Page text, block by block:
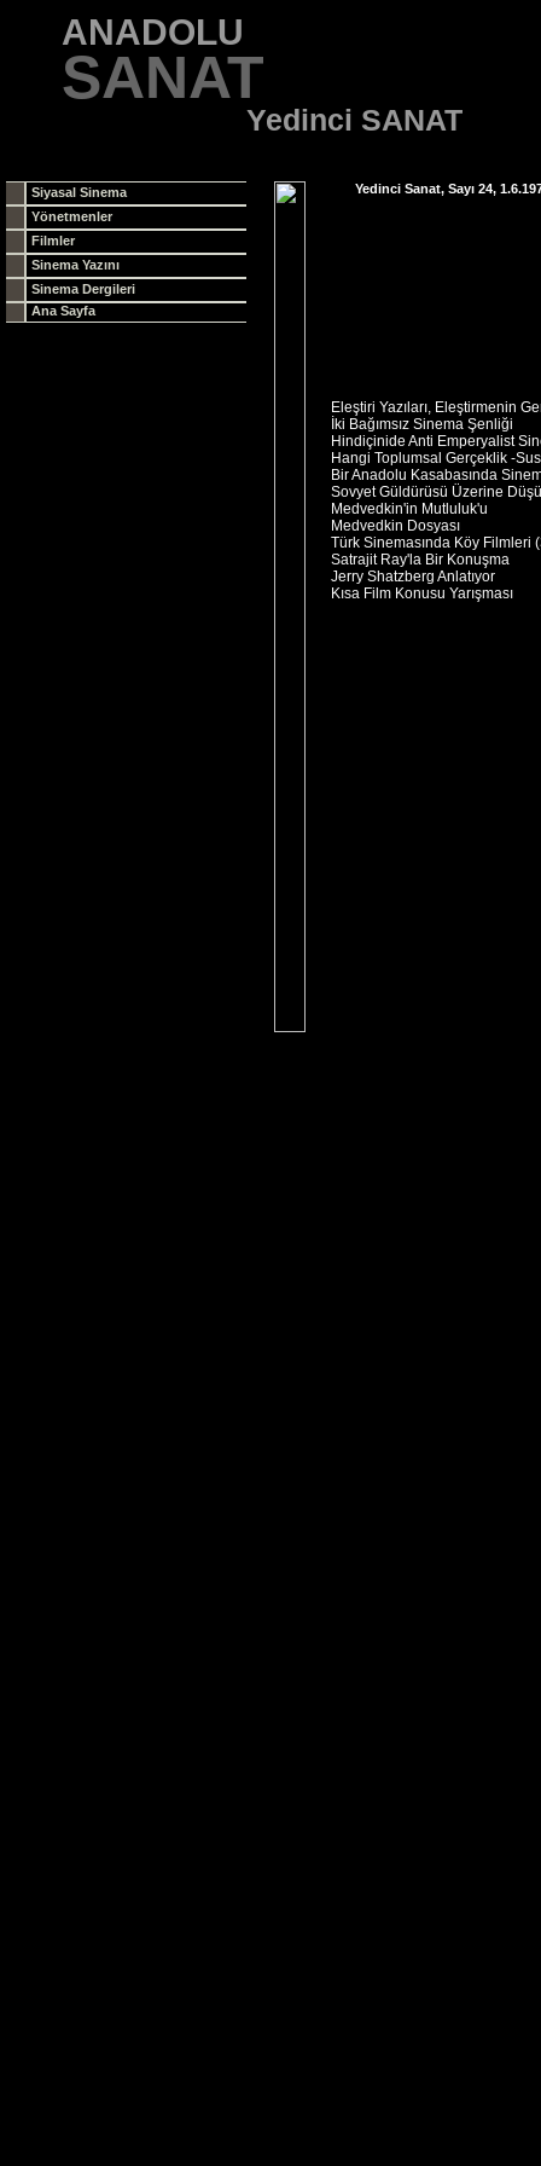
ANADOLU
SANAT
Yedinci SANAT
Siyasal Sinema
Yönetmenler
Filmler
Sinema Yazını
Sinema Dergileri
Ana Sayfa
Yedinci Sanat, Sayı 24,
Eleştiri Yazıları, Eleştirmenin
İki Bağımsız Sinema Şenliği
Hindiçinide Anti Emperyalist
Hangi Toplumsal Gerçeklik -
Bir Anadolu Kasabasında
Sovyet Güldürüsü Üzerine
Medvedkin'in Mutluluk'u
Medvedkin Dosyası
Türk Sinemasında Köy Filmleri
Satrajit Ray'la Bir Konuşma
Jerry Shatzberg Anlatıyor
Kısa Film Konusu Yarışması